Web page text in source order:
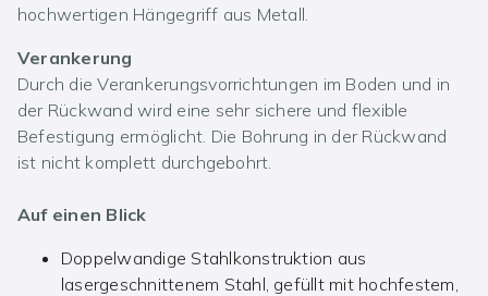
hochwertigen Hängegriff aus Metall.
Verankerung
Durch die Verankerungsvorrichtungen im Boden und in
der Rückwand wird eine sehr sichere und flexible
Befestigung ermöglicht. Die Bohrung in der Rückwand
ist nicht komplett durchgebohrt.
Auf einen Blick
Doppelwandige Stahlkonstruktion aus
lasergeschnittenem Stahl, gefüllt mit hochfestem,